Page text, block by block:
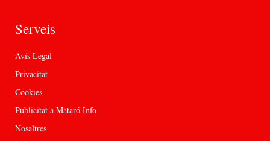
Serveis
Avís Legal
Privacitat
Cookies
Publicitat a Mataró Info
Nosaltres